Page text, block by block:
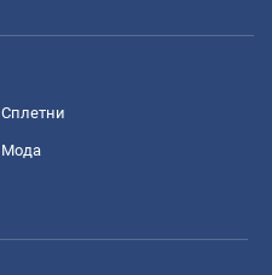
Сплетни
Мода